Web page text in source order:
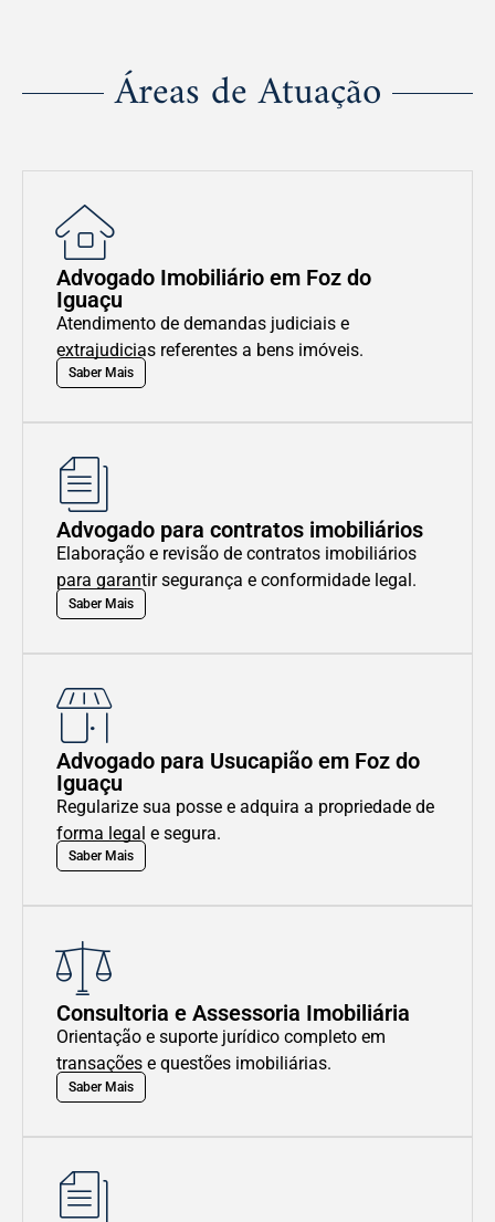
Áreas de Atuação
Advogado Imobiliário em Foz do
Iguaçu
Atendimento de demandas judiciais e
extrajudicias referentes a bens imóveis.
Saber Mais
Advogado para contratos imobiliários
Elaboração e revisão de contratos imobiliários
para garantir segurança e conformidade legal.
Saber Mais
Advogado para Usucapião em Foz do
Iguaçu
Regularize sua posse e adquira a propriedade de
forma legal e segura.
Saber Mais
Consultoria e Assessoria Imobiliária
Orientação e suporte jurídico completo em
transações e questões imobiliárias.
Saber Mais